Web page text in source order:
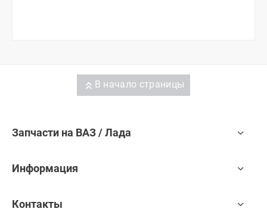
В начало страницы
Запчасти на ВАЗ / Лада
Информация
Контакты